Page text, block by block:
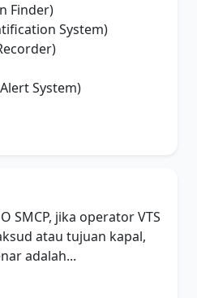
Finder)
System)
System)
SMCP, jika operator VTS
atau tujuan kapal,
adalah...